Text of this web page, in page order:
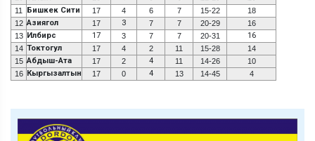
11
Бишкек Сити 17 4 6 7 15-22
18
12 Азиягол 17 3 7 7 20-29
16
13 Илбирс 17 3 7 7 20-31 16
14 Токтогул 17 4 2 11 15-28
14
15 Абдыш-Ата 17 2 4 11 14-26
10
16 Кыргызалтын 17 0 4 13 14-45 4